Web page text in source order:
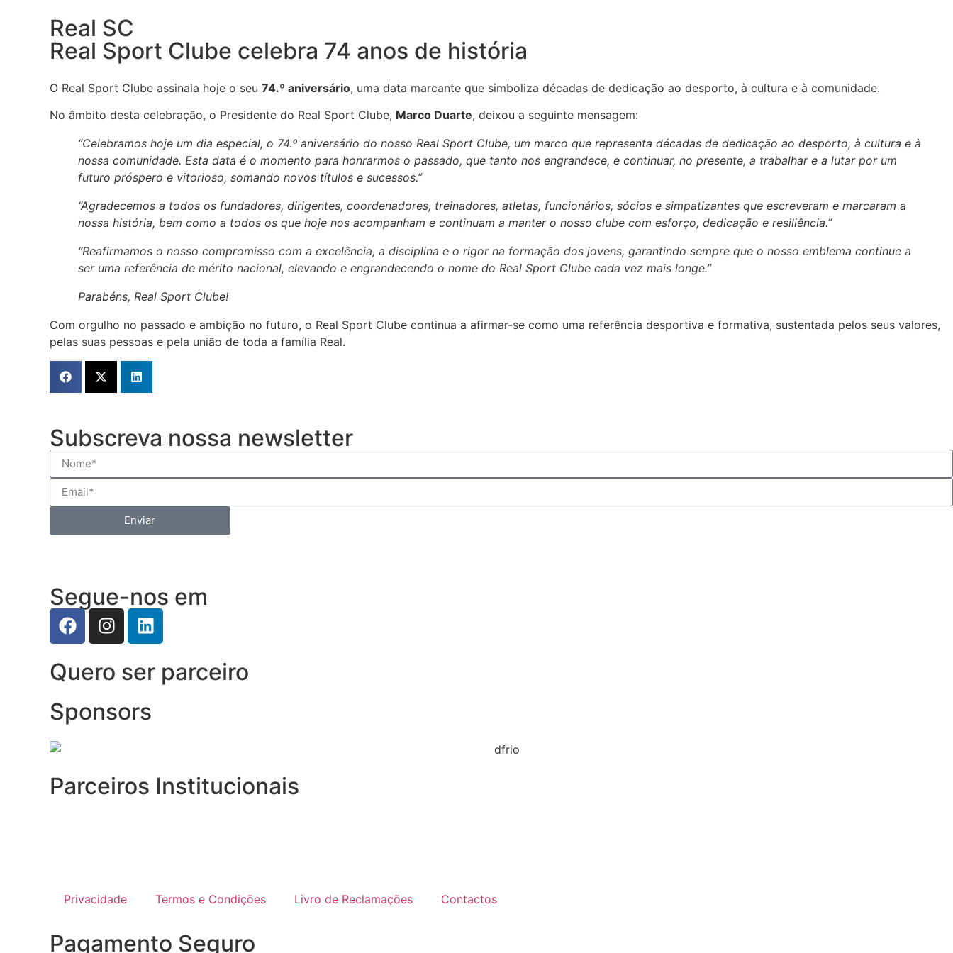
Real SC
Real Sport Clube celebra 74 anos de história
O Real Sport Clube assinala hoje o seu 74.º aniversário, uma data marcante que simboliza décadas de dedicação ao desporto, à cultura e à comunidade.
No âmbito desta celebração, o Presidente do Real Sport Clube, Marco Duarte, deixou a seguinte mensagem:
“Celebramos hoje um dia especial, o 74.º aniversário do nosso Real Sport Clube, um marco que representa décadas de dedicação ao desporto, à cultura e à
nossa comunidade. Esta data é o momento para honrarmos o passado, que tanto nos engrandece, e continuar, no presente, a trabalhar e a lutar por um
futuro próspero e vitorioso, somando novos títulos e sucessos.”
“Agradecemos a todos os fundadores, dirigentes, coordenadores, treinadores, atletas, funcionários, sócios e simpatizantes que escreveram e marcaram a
nossa história, bem como a todos os que hoje nos acompanham e continuam a manter o nosso clube com esforço, dedicação e resiliência.”
“Reafirmamos o nosso compromisso com a excelência, a disciplina e o rigor na formação dos jovens, garantindo sempre que o nosso emblema continue a
ser uma referência de mérito nacional, elevando e engrandecendo o nome do Real Sport Clube cada vez mais longe.”
Parabéns, Real Sport Clube!
Com orgulho no passado e ambição no futuro, o Real Sport Clube continua a afirmar-se como uma referência desportiva e formativa, sustentada pelos seus valores,
pelas suas pessoas e pela união de toda a família Real.
Subscreva nossa newsletter
Enviar
Segue-nos em
Quero ser parceiro
Sponsors
Parceiros Institucionais
Privacidade Termos e Condições Livro de Reclamações Contactos
Pagamento Seguro